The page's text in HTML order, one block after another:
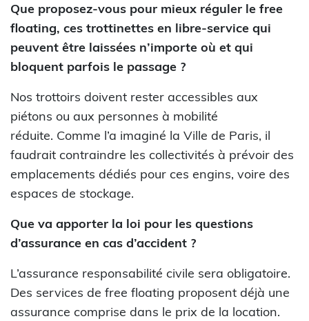
Que proposez-vous pour mieux réguler le free
floating, ces trottinettes en libre-service qui
peuvent être laissées n’importe où et qui
bloquent parfois le passage ?
Nos trottoirs doivent rester accessibles aux
piétons ou aux personnes à mobilité
réduite. Comme l’a imaginé la Ville de Paris, il
faudrait contraindre les collectivités à prévoir des
emplacements dédiés pour ces engins, voire des
espaces de stockage.
Que va apporter la loi pour les questions
d’assurance en cas d’accident ?
L’assurance responsabilité civile sera obligatoire.
Des services de free floating proposent déjà une
assurance comprise dans le prix de la location.